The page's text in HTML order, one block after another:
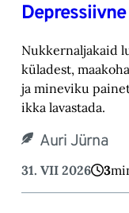
Nukkernaljakaid
küladest,
ja mineviku
ikka lavastada.
Auri Jürna
31. VII 2026 3